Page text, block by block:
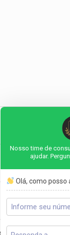
dados neste
Nosso time de
ajudar.
Olá, como posso